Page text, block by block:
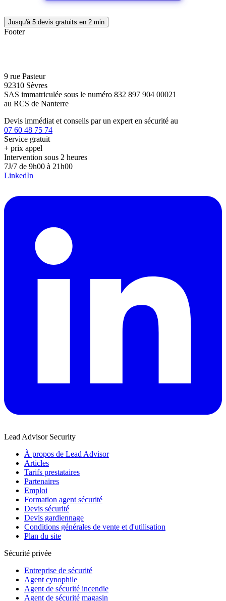
Jusqu'à 5 devis gratuits en 2 min
Footer
9 rue Pasteur
92310 Sèvres
SAS immatriculée sous le numéro 832 897 904 00021
au RCS de Nanterre
Devis immédiat et conseils par un expert en sécurité au
07 60 48 75 74
Service gratuit
+ prix appel
Intervention sous 2 heures
7J/7 de 9h00 à 21h00
LinkedIn
Lead Advisor Security
À propos de Lead Advisor
Articles
Tarifs prestataires
Partenaires
Emploi
Formation agent sécurité
Devis sécurité
Devis gardiennage
Conditions générales de vente et d'utilisation
Plan du site
Sécurité privée
Entreprise de sécurité
Agent cynophile
Agent de sécurité incendie
Agent de sécurité magasin